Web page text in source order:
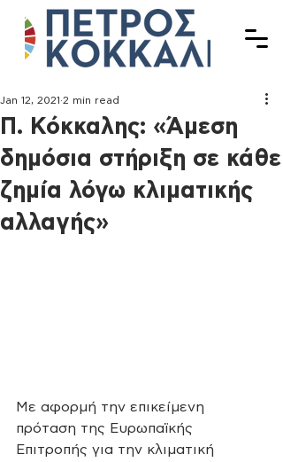
Π. Κόκκαλης: «Άμεση
δημόσια στήριξη σε κάθε
ζημία λόγω κλιματικής
αλλαγής»
Jan 12, 2021 2 min read
Με αφορμή την επικείμενη
πρόταση της Ευρωπαϊκής
Επιτροπής για την κλιματική